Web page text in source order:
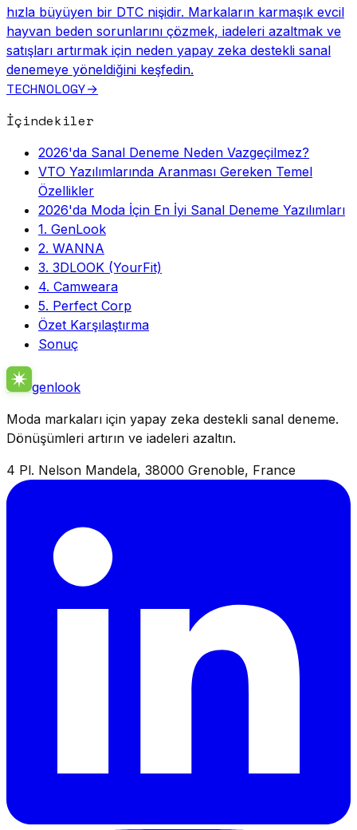
hızla büyüyen bir DTC nişidir. Markaların karmaşık evcil
hayvan beden sorunlarını çözmek, iadeleri azaltmak ve
satışları artırmak için neden yapay zeka destekli sanal
denemeye yöneldiğini keşfedin.
TECHNOLOGY→
İçindekiler
2026'da Sanal Deneme Neden Vazgeçilmez?
VTO Yazılımlarında Aranması Gereken Temel
Özellikler
2026'da Moda İçin En İyi Sanal Deneme Yazılımları
1. GenLook
2. WANNA
3. 3DLOOK (YourFit)
4. Camweara
5. Perfect Corp
Özet Karşılaştırma
Sonuç
genlook
Moda markaları için yapay zeka destekli sanal deneme.
Dönüşümleri artırın ve iadeleri azaltın.
4 Pl. Nelson Mandela, 38000 Grenoble, France